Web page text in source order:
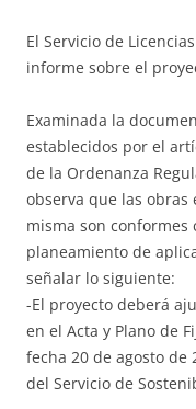
El Servicio de
informe sobre el
Examinada la
establecidos por el
de la Ordenanza
observa que las obras
misma son
planeamiento de
señalar lo siguiente:
-El proyecto deberá
en el Acta y Plano de
fecha 20 de agosto de
del Servicio de